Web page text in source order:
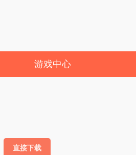
游戏中心
直接下载